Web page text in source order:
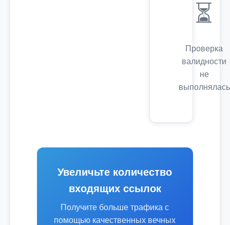
⏳
Проверка
валидности
не
выполнялась
Увеличьте количество
входящих ссылок
Получите больше трафика с
помощью качественных вечных